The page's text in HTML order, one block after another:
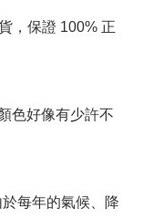
，保證 100% 正
色好像有少許不
每年的氣候、降